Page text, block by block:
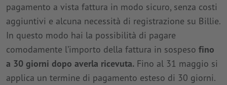
pagamento a vista fattura in modo sicuro, senza costi
aggiuntivi e alcuna necessità di registrazione su Billie.
In questo modo hai la possibilità di pagare
comodamente l’importo della fattura in sospeso fino
a 30 giorni dopo averla ricevuta. Fino al 31 maggio si
applica un termine di pagamento esteso di 30 giorni.